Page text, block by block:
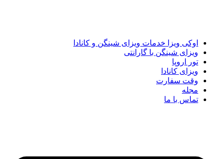
اوکی ویزا خدمات ویزای شینگن و کانادا
ویزای شینگن با گارانتی
تور اروپا
ویزای کانادا
وقت سفارت
مجله
تماس با ما